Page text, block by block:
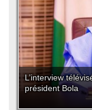
L’interview
président Bola